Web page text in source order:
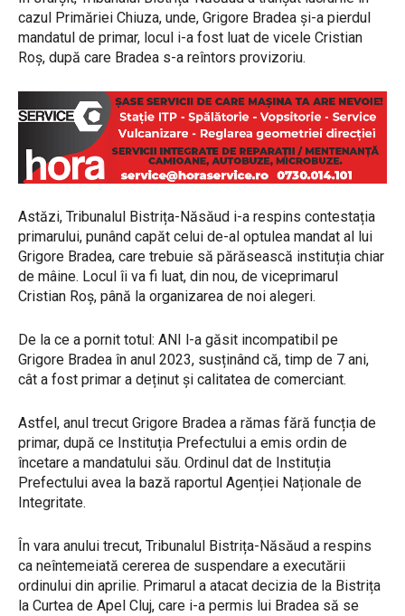
cazul Primăriei Chiuza, unde, Grigore Bradea și-a pierdul
mandatul de primar, locul i-a fost luat de vicele Cristian
Roș, după care Bradea s-a reîntors provizoriu.
Astăzi, Tribunalul Bistrița-Năsăud i-a respins contestația
primarului, punând capăt celui de-al optulea mandat al lui
Grigore Bradea, care trebuie să părăsească instituția chiar
de mâine. Locul îi va fi luat, din nou, de viceprimarul
Cristian Roș, până la organizarea de noi alegeri.
De la ce a pornit totul: ANI l-a găsit incompatibil pe
Grigore Bradea în anul 2023, susținând că, timp de 7 ani,
cât a fost primar a deținut și calitatea de comerciant.
Astfel, anul trecut Grigore Bradea a rămas fără funcția de
primar, după ce Instituția Prefectului a emis ordin de
încetare a mandatului său. Ordinul dat de Instituția
Prefectului avea la bază raportul Agenției Naționale de
Integritate.
În vara anului trecut, Tribunalul Bistrița-Năsăud a respins
ca neîntemeiată cererea de suspendare a executării
ordinului din aprilie. Primarul a atacat decizia de la Bistrița
la Curtea de Apel Cluj, care i-a permis lui Bradea să se